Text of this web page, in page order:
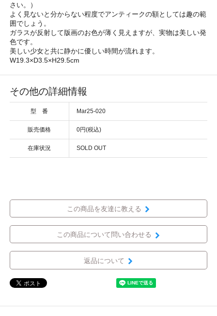
さい。）
よく見ないと分からない程度でアンティークの額としては趣の範
囲でしょう。
ガラスが反射して版画のお色が薄く見えますが、実物は美しい発
色です。
美しい少女と共に静かに優しい時間が流れます。
W19.3×D3.5×H29.5cm
その他の詳細情報
型 番 Mar25-020
販売価格 0円(税込)
在庫状況 SOLD OUT
この商品を友達に教える
この商品について問い合わせる
返品について